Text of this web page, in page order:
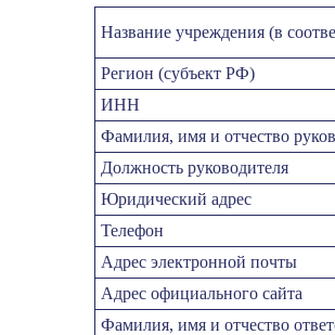
Название учреждения (в
Регион (субъект РФ)
ИНН
Фамилия, имя и отчество
Должность руководителя
Юридический адрес
Телефон
Адрес электронной почты
Адрес официального сайта
Фамилия, имя и отчество